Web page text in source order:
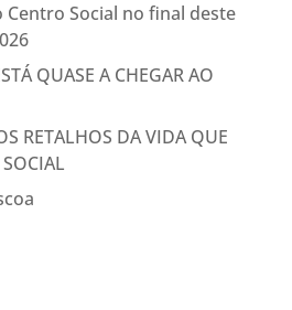
Social no final deste
QUASE A CHEGAR AO
RETALHOS DA VIDA QUE